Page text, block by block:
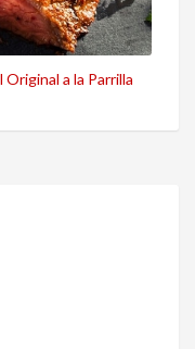
a la Parrilla